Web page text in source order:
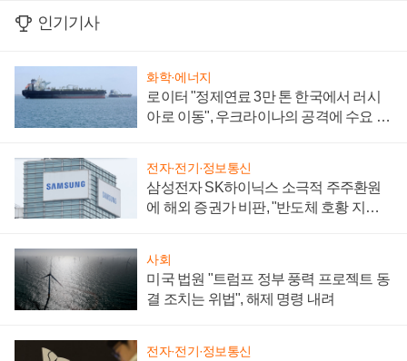
인기기사
화학·에너지
로이터 "정제연료 3만 톤 한국에서 러시
아로 이동", 우크라이나의 공격에 수요 늘
전자·전기·정보통신
삼성전자 SK하이닉스 소극적 주주환원
에 해외 증권가 비판, "반도체 호황 지속
사회
미국 법원 "트럼프 정부 풍력 프로젝트 동
결 조치는 위법", 해제 명령 내려
전자·전기·정보통신